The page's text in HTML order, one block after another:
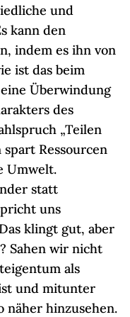
und
kann den
indem es ihn von
ist das beim
Überwindung
des
„Teilen
Ressourcen
Umwelt.
statt
uns
klingt gut, aber
Sahen wir nicht
als
und mitunter
näher hinzusehen.